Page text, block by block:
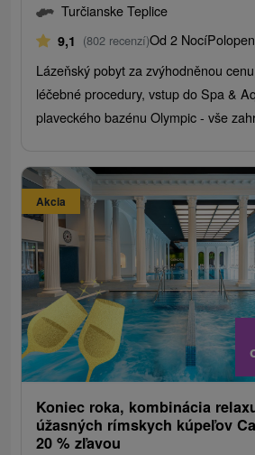
Turčianske Teplice
9,1 (802 recenzí)Od 2 Nocí
Lázeňský pobyt za zvýhodněnou
léčebné procedury, vstup do Spa &
plaveckého bazénu Olympic - vše
Akcia
Koniec roka, kombinácia
úžasných rímskych kúpeľov
20 % zľavou